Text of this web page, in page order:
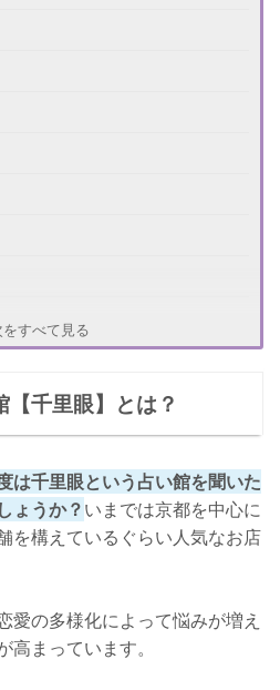
をすべて見る
千里眼】とは？
は千里眼という占い館を聞いた
ょうか？いまでは京都を中心に
を構えているぐらい人気なお店
愛の多様化によって悩みが増え
まっています。